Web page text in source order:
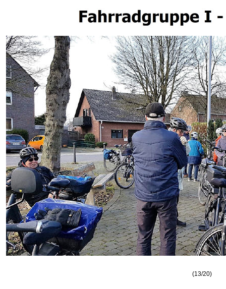
(13/20)